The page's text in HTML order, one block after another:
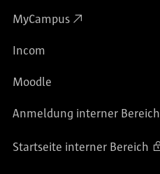
MyCampus
Incom
Moodle
Anmeldung interner Bereich
Startseite interner Bereich